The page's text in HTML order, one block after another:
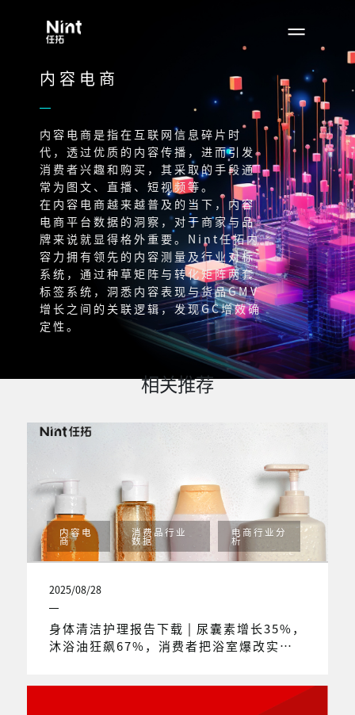
内容电商
内容电商是指在互联网信息碎片时
代，透过优质的内容传播，进而引发
消费者兴趣和购买，其采取的手段通
常为图文、直播、短视频等。
在内容电商越来越普及的当下，内容
电商平台数据的洞察，对于商家与品
牌来说就显得格外重要。Nint任拓内
容力拥有领先的内容测量及行业对标
系统，通过种草矩阵与转化矩阵两套
标签系统，洞悉内容表现与货品GMV
增长之间的关联逻辑，发现GC增效确
定性。
相关推荐
内容电
商
消费品行业
数据
电商行业分
析
2025/08/28
身体清洁护理报告下载 | 尿囊素增长35%，
沐浴油狂飙67%，消费者把浴室爆改实验